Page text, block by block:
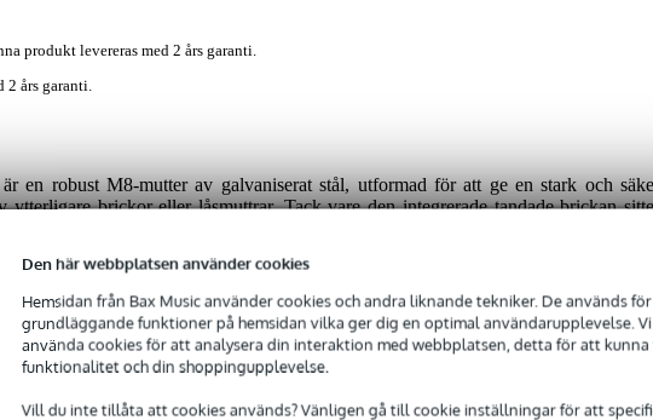
Den här webbplatsen använder cookies
Hemsidan från Bax Music använder cookies och andra liknande tekniker. De används
grundläggande funktioner på hemsidan vilka ger dig en optimal användarupplevelse.
använda cookies för att analysera din interaktion med webbplatsen, detta för att
funktionalitet och din shoppingupplevelse.
Vill du inte tillåta att cookies används? Vänligen gå till cookie inställningar för att
produkt levereras med 2 års garanti.
2 års garanti.
en robust M8-mutter av galvaniserat stål, utformad för att ge en stark och
ytterligare brickor eller låsmuttrar. Tack vare den integrerade tandade brickan
även under vibrationer eller tunga belastningar. Den här muttern är idealisk för
hållbar infästning krävs.